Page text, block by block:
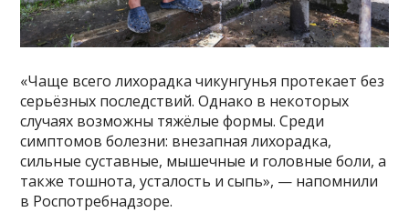
«Чаще всего лихорадка чикунгунья протекает без
серьёзных последствий. Однако в некоторых
случаях возможны тяжёлые формы. Среди
симптомов болезни: внезапная лихорадка,
сильные суставные, мышечные и головные боли, а
также тошнота, усталость и сыпь», — напомнили
в Роспотребнадзоре.